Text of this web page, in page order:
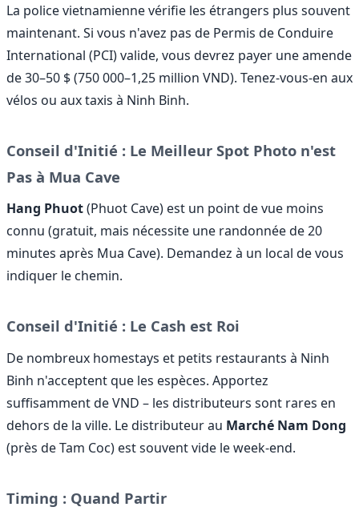
La police vietnamienne vérifie les étrangers plus souvent
maintenant. Si vous n'avez pas de Permis de Conduire
International (PCI) valide, vous devrez payer une amende
de 30–50 $ (750 000–1,25 million VND). Tenez-vous-en aux
vélos ou aux taxis à Ninh Binh.
Conseil d'Initié : Le Meilleur Spot Photo n'est
Pas à Mua Cave
Hang Phuot(Phuot Cave) est un point de vue moins
connu (gratuit, mais nécessite une randonnée de 20
minutes après Mua Cave). Demandez à un local de vous
indiquer le chemin.
Conseil d'Initié : Le Cash est Roi
De nombreux homestays et petits restaurants à Ninh
Binh n'acceptent que les espèces. Apportez
suffisamment de VND – les distributeurs sont rares en
dehors de la ville. Le distributeur au Marché Nam Dong
(près de Tam Coc) est souvent vide le week-end.
Timing : Quand Partir